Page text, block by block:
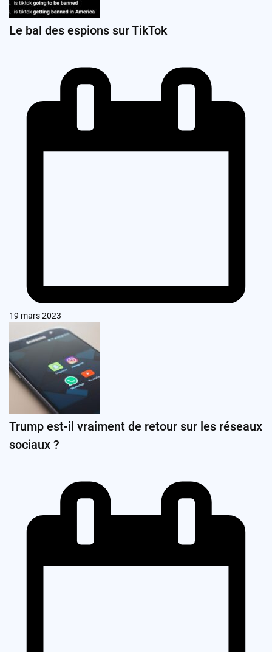
Le bal des espions sur TikTok
19 mars 2023
Trump est-il vraiment de retour sur les réseaux
sociaux ?